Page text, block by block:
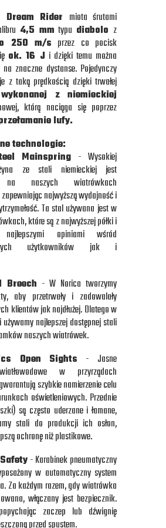
Rider miota śrutami
4,5 mm typu diabolo z
250 m/s przez co pocisk
ok. 16 Ji dzięki temu można
znaczne dystanse. Pojedynczy
z taką prędkością dzięki trwałej
z niemieckiej
którą naciąga się poprzez
lufy.
technologie:
Mainspring - Wysokiej
ze stali niemieckiej jest
na naszych wiatrówkach
najwyższą wydajność i
Ta stal używana jest w
które są z najwyższej półki i
opiniami wśród
użytkowników jak i
Breech - W Norica tworzymy
aby przetrwały i zadowalały
klientów jak najdłużej. Dlatego w
najlepszej dostępnej stali
naszych wiatrówek.
Open Sights - Jasne
w przyrządach
szybkie namierzenie celu
oświetleniowych. Przednie
są często uderzane i łamane,
stali do produkcji ich osłon,
ochronę niż plastikowe.
- Karabinek pneumatyczny
w automatyczny system
Za każdym razem, gdy wiatrówka
włączany jest bezpiecznik.
zaczep lub dźwignię